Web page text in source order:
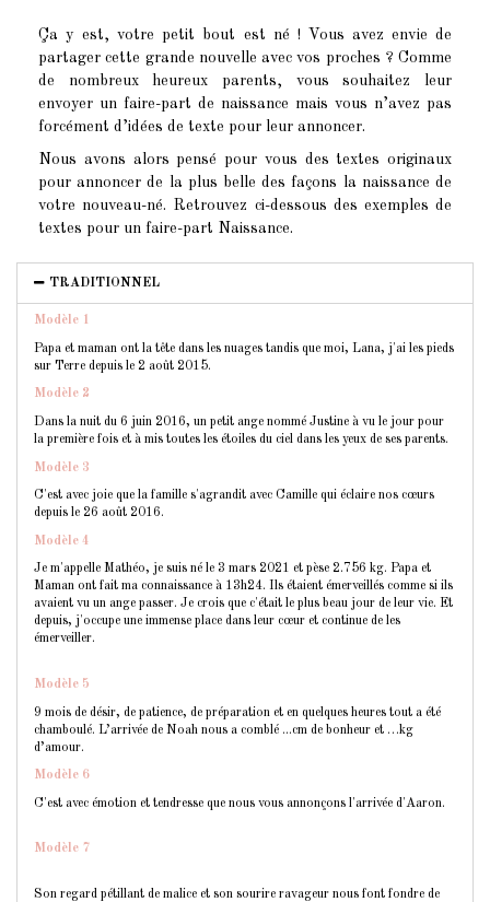
Ça y est, votre petit bout est né ! Vous avez envie de
partager cette grande nouvelle avec vos proches ? Comme
de nombreux heureux parents, vous souhaitez leur
envoyer un faire-part de naissance mais vous n’avez pas
forcément d’idées de texte pour leur annoncer.
Nous avons alors pensé pour vous des textes originaux
pour annoncer de la plus belle des façons la naissance de
votre nouveau-né. Retrouvez ci-dessous des exemples de
textes pour un faire-part Naissance.
TRADITIONNEL
Modèle 1
Papa et maman ont la tête dans les nuages tandis que moi, Lana, j'ai les pieds
sur Terre depuis le 2 août 2015.
Modèle 2
Dans la nuit du 6 juin 2016, un petit ange nommé Justine à vu le jour pour
la première fois et à mis toutes les étoiles du ciel dans les yeux de ses parents.
Modèle 3
C'est avec joie que la famille s'agrandit avec Camille qui éclaire nos cœurs
depuis le 26 août 2016.
Modèle 4
Je m'appelle Mathéo, je suis né le 3 mars 2021 et pèse 2.756 kg. Papa et
Maman ont fait ma connaissance à 13h24. Ils étaient émerveillés comme si ils
avaient vu un ange passer. Je crois que c'était le plus beau jour de leur vie. Et
depuis, j'occupe une immense place dans leur cœur et continue de les
émerveiller.
Modèle 5
9 mois de désir, de patience, de préparation et en quelques heures tout a été
chamboulé. L’arrivée de Noah nous a comblé ...cm de bonheur et …kg
d’amour.
Modèle 6
C'est avec émotion et tendresse que nous vous annonçons l'arrivée d'Aaron.
Modèle 7
Son regard pétillant de malice et son sourire ravageur nous font fondre de